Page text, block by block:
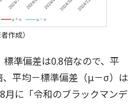
作成）
準偏差は0.8倍なので、平
平均－標準偏差（μ－σ）は
月に「令和のブラックマンデ